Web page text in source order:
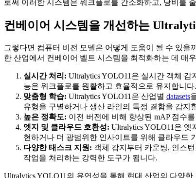
로써 이러한 시스템은 워크플로를 간소화하고, 낭비를
컨베이어 시스템을 개선하는
그렇다면 컴퓨터 비전 모델은 어떻게 도움이 될 수 있을
한 산업에서 컨베이어 벨트 시스템을 최적화하는 데 매
실시간 처리: Ultralytics YOLO11은 실시간 객체
능은 워크플로를 원활하고 효율적으로 유지합니다.
맞춤형 학습: Ultralytics YOLO11은 산업별 datasets
유형을 구별하거나 생산 라인의 특정 결함을 감지
높은 정확도: 이전 버전에 비해 향상된 mAP 점수
엣지 및 클라우드 호환성: Ultralytics YOLO11은
현하거나 더 광범위한 인사이트를 위해 클라우드
다양한 태스크 지원: 객체 감지부터 카운팅, 인스
작업을 처리하는 강력한 도구가 됩니다.
Ultralytics YOLO11의 유연성을 통해 현대 산업의 다양